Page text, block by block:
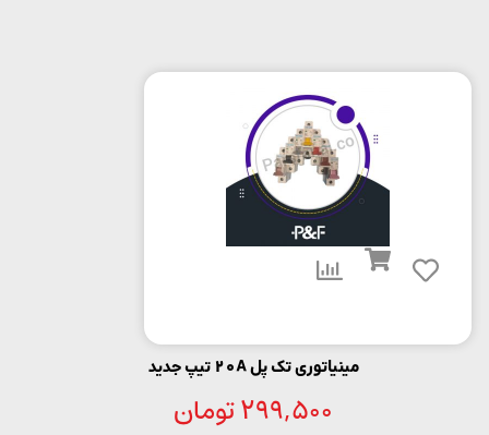
مینیاتوری تک پل 20A تیپ جدید
299,500تومان